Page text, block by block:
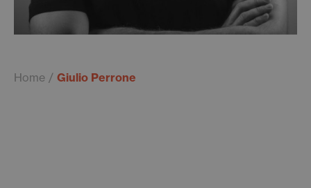
Home Giulio Perrone